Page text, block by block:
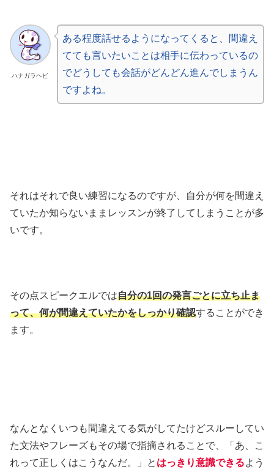
ハナガラヘビ
ある程度話せるようになってくると、間違え
てても言いたいことは相手に伝わっているの
でどうしても会話がどんどん進んでしまうん
ですよね。
それはそれで良い練習になるのですが、自分が何を間違え
ていたか知らないままレッスンが終了してしまうことが多
いです。
その点スピークエルでは自分の1回の発言ごとに立ち止ま
って、何が間違えていたかをしっかり確認することができ
ます。
なんとなくいつも間違えてる気がしてたけどスルーしてい
た文法やフレーズもその場で指摘されることで、「あ、こ
れって正しくはこうなんだ。」と はっきり意識できるよう